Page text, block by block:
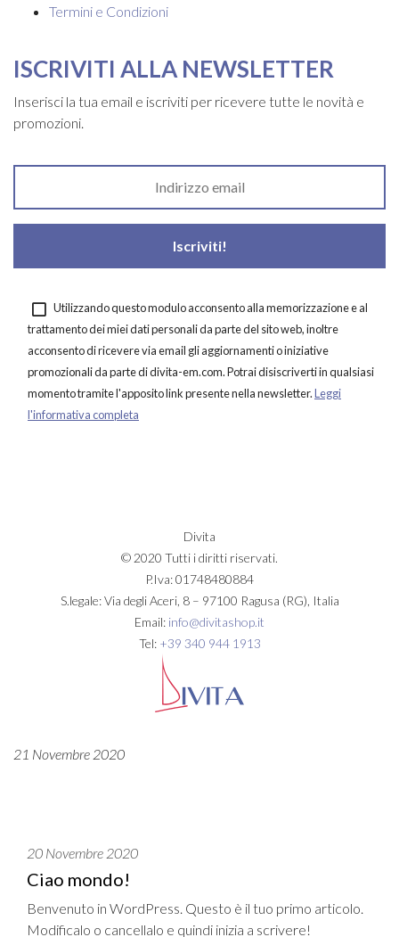
Termini e Condizioni
ISCRIVITI ALLA NEWSLETTER
Inserisci la tua email e iscriviti per ricevere tutte le novità e
promozioni.
Utilizzando questo modulo acconsento alla memorizzazione e al
trattamento dei miei dati personali da parte del sito web, inoltre
acconsento di ricevere via email gli aggiornamenti o iniziative
promozionali da parte di divita-em.com. Potrai disiscriverti in qualsiasi
momento tramite l'apposito link presente nella newsletter.Leggi
l'informativa completa
Divita
© 2020 Tutti i diritti riservati.
P.Iva: 01748480884
S.legale: Via degli Aceri, 8 – 97100 Ragusa (RG), Italia
Email: info@divitashop.it
Tel: +39 340 944 1913
21 Novembre 2020
20 Novembre 2020
Ciao mondo!
Benvenuto in WordPress. Questo è il tuo primo articolo.
Modificalo o cancellalo e quindi inizia a scrivere!